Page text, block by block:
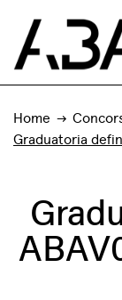
Home
Graduatoria